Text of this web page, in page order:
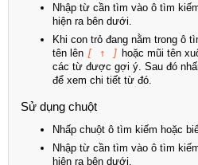
Nhập từ cần tìm vào ô tìm
hiện ra bên dưới.
Khi con trỏ đang nằm trong ô
tên lên [ ↑ ] hoặc mũi tên
các từ được gợi ý. Sau đó
để xem chi tiết từ đó.
Sử dụng chuột
Nhấp chuột ô tìm kiếm hoặc
Nhập từ cần tìm vào ô tìm
hiện ra bên dưới.